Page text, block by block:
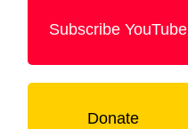
Subscribe YouTube
Donate